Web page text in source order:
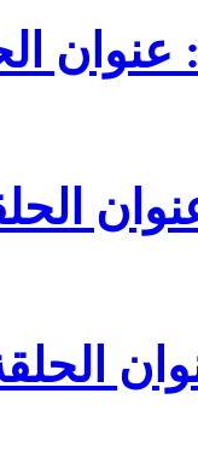
سير حتى تجي 2 :